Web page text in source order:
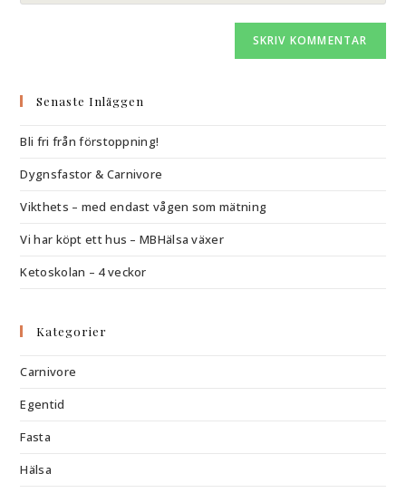
Senaste Inläggen
Bli fri från förstoppning!
Dygnsfastor & Carnivore
Vikthets – med endast vågen som mätning
Vi har köpt ett hus – MBHälsa växer
Ketoskolan – 4 veckor
Kategorier
Carnivore
Egentid
Fasta
Hälsa